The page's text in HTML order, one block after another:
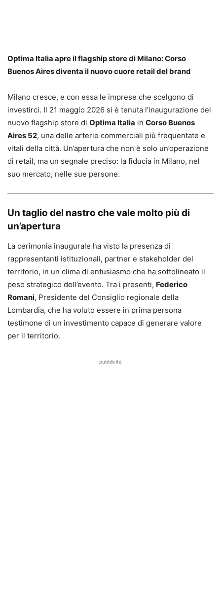
Optima Italia apre il flagship store di Milano: Corso
Buenos Aires diventa il nuovo cuore retail del brand
Milano cresce, e con essa le imprese che scelgono di
investirci. Il 21 maggio 2026 si è tenuta l’inaugurazione del
nuovo flagship store di Optima Italia in Corso Buenos
Aires 52, una delle arterie commerciali più frequentate e
vitali della città. Un’apertura che non è solo un’operazione
di retail, ma un segnale preciso: la fiducia in Milano, nel
suo mercato, nelle sue persone.
Un taglio del nastro che vale molto più di
un’apertura
La cerimonia inaugurale ha visto la presenza di
rappresentanti istituzionali, partner e stakeholder del
territorio, in un clima di entusiasmo che ha sottolineato il
peso strategico dell’evento. Tra i presenti, Federico
Romani, Presidente del Consiglio regionale della
Lombardia, che ha voluto essere in prima persona
testimone di un investimento capace di generare valore
per il territorio.
pubblicità